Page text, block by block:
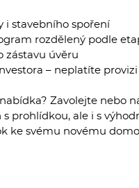
i stavebního spoření
rozdělený podle
zástavu úvěru
– neplatíte provizi
Zavolejte nebo
prohlídkou, ale i s
ke svému novému